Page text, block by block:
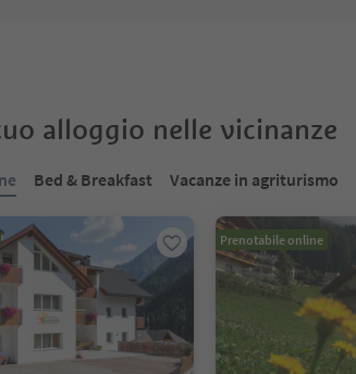
alloggio nelle vicinanze
Bed & Breakfast Vacanze in agriturismo
Prenotabile online